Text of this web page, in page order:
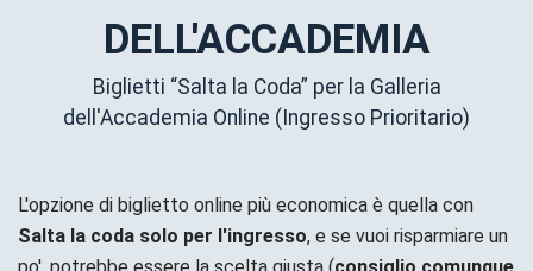
DELL'ACCADEMIA
Biglietti “Salta la Coda” per la Galleria
dell'Accademia Online (Ingresso Prioritario)
L'opzione di biglietto online più economica è quella con
Salta la coda solo per l'ingresso, e se vuoi risparmiare un